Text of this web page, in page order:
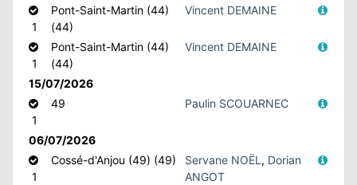
1
Pont-Saint-Martin (44)
(44)
Vincent DEMAINE
1
Pont-Saint-Martin (44)
(44)
Vincent DEMAINE
15/07/2026
1
49 Paulin SCOUARNEC
06/07/2026
1
Cossé-d'Anjou (49) (49) Servane NOËL , Dorian
ANGOT